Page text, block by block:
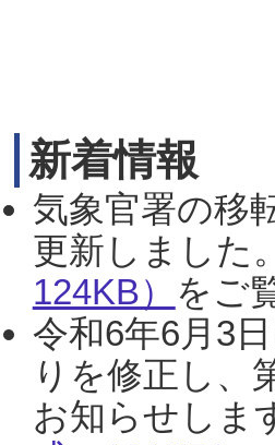
新着情報
気象官署の移
更新しました
124KB） をご
令和6年6月3
りを修正し、
お知らせしま